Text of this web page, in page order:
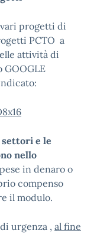
progetti di
PCTO a
attività di
e le
nello
in denaro o
compenso
il modulo.
urgenza , al fine